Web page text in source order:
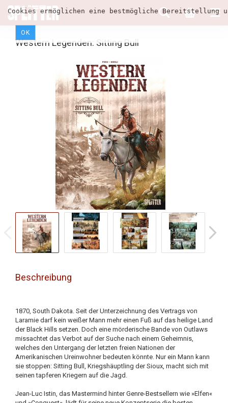
Cookies ermöglichen eine bestmögliche
OK
Western Legenden: Sitting Bull
Beschreibung
1870, South Dakota. Seit der Unterzeichnung des Vertrags von
Laramie darf kein weißer Mann mehr einen Fuß auf das heilige Land
der Black Hills setzen. Doch eine mörderische Bande von Outlaws
missachtet das Verbot auf der Suche nach einem Geheimnis,
welches den Untergang der letzten freien Nationen der
Amerikanischen Ureinwohner bedeuten könnte. Nur ein Mann kann
sie stoppen: Sitting Bull, Kriegshäuptling der Sioux, macht sich mit
seinen tapferen Kriegern auf die Jagd.
Jean-Luc Istin, das Mastermind hinter Genre-Bestsellern wie »Elfen«